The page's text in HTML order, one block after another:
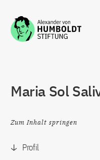
Zum Inhalt springen
Maria Sol
Zum Inhalt springen
Profil